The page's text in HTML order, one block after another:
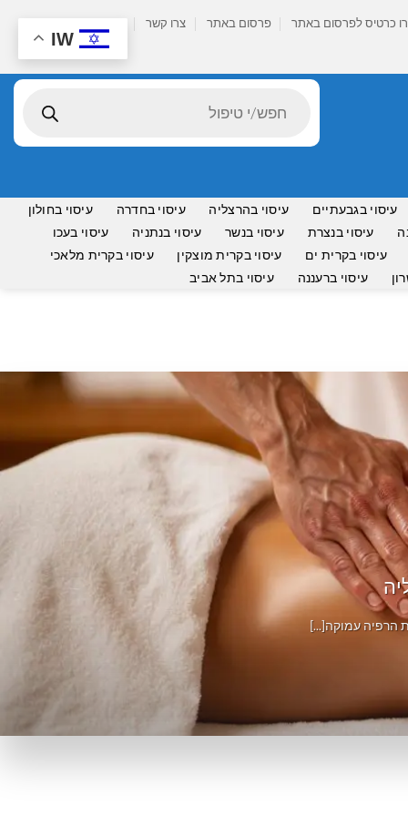
כרטיס לפרסום באתר פרסום באתר צרו קשר
עיסוי בגבעתיים עיסוי בהרצליה עיסוי בחדרה
עיסוי בחולון
עיסוי בנצרת עיסוי בנשר עיסוי בנתניה
עיסוי בעכו
עיסוי בקרית ים עיסוי בקרית מוצקין
עיסוי בקרית מלאכי
עיסוי ברעננה עיסוי בתל אביב
הרפיה עמוקה[...]
IW